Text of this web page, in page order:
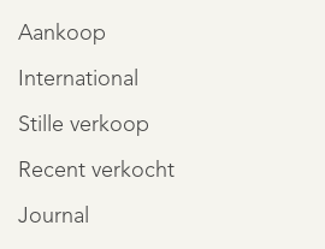
Aankoop
International
Stille verkoop
Recent verkocht
Journal